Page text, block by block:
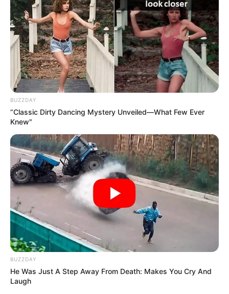
Lechonerías
Pig Pork Lechonería (Carrera 84 # 75-06).
Ricura Tolimense (Calle 74a # 82-44).
Lechonería La Reina del Tolima (Calle 70a # 86a-
18).
Lechonería Flandes (Calle 74 Bis # 83-69).
Lechonería La Rica (Calle 74 Bis # 83-76).
Lechonería Celio Solina (Calle 74 Bis # 84-24).
Lechona y Tamales el Tolimense (Calle 74a # 84-
18).
13).
Lechonería Edgar (Carrera 84a # 75-74).
Piqueteaderos
Piqueteadero El Buen Sabor (Carrera 70 # 66-25).
Restaurante Delicias de Doña Marta (Calle 84A Bis
# 86-20).
Mr. Oink (Carrera 80 # 67-40).
Origen Club (Carrera 80 # 67-40).
Guavateño (Calle 78 # 76-34).
BUZZDAY
“Classic Dirty Dancing Mystery Unveiled—What Few Ever
Knew"
BUZZDAY
He Was Just A Step Away From Death: Makes You Cry And
Laugh